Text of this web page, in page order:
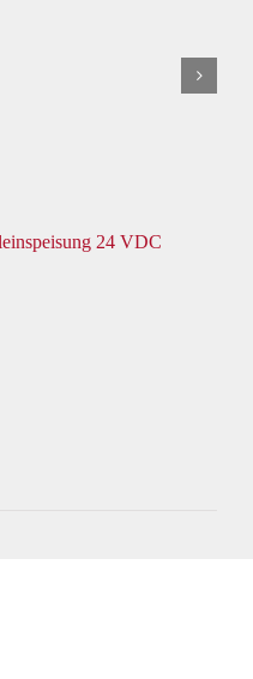
24 VDC